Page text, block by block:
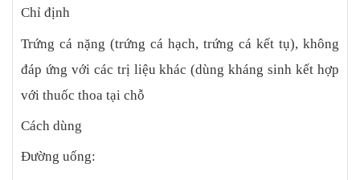
Chỉ định
Trứng cá nặng (trứng cá hạch, trứng cá kết tụ), không
đáp ứng với các trị liệu khác (dùng kháng sinh kết hợp
với thuốc thoa tại chỗ
Cách dùng
Đường uống: